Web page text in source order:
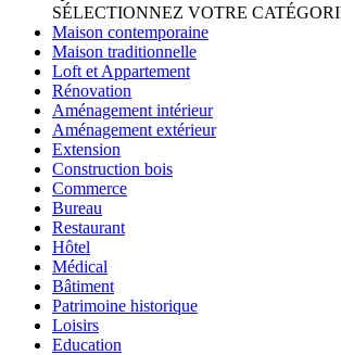
SÉLECTIONNEZ VOTRE
Maison contemporaine
Maison traditionnelle
Loft et Appartement
Rénovation
Aménagement intérieur
Aménagement extérieur
Extension
Construction bois
Commerce
Bureau
Restaurant
Hôtel
Médical
Bâtiment
Patrimoine historique
Loisirs
Education